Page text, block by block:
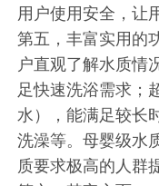
用户使用安全，让
第五，丰富实用的
户直观了解水质情
足快速洗浴需求；
水），能满足较长
洗澡等。母婴级水
质要求极高的人群